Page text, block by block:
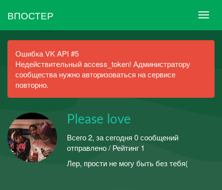
ВПОСТЕР
Ошибка VK API #5
Недействительный access_token! Администратору
сообщества нужно авторизоваться на сервисе
повторно.
Please love
Всего 2, за сегодня 0 сообщений
отправлено / Рейтинг 1
Лер, прости не могу быть без тебя(